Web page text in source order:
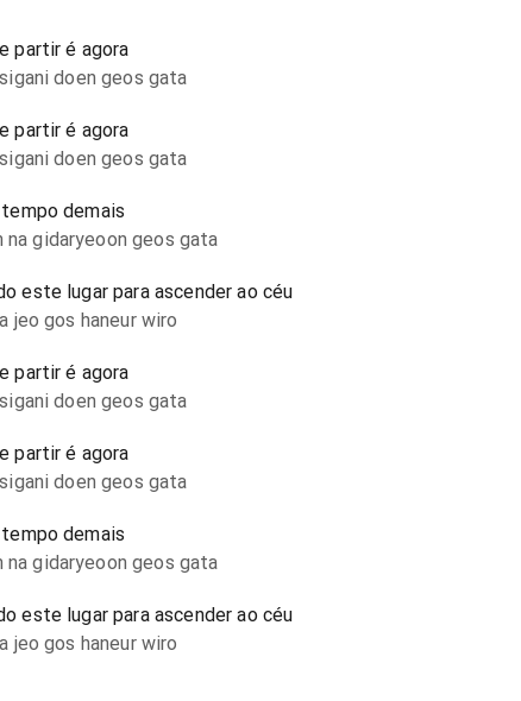
partir é agora
doen geos gata
partir é agora
doen geos gata
demais
na gidaryeoon geos gata
este lugar para ascender ao céu
jeo gos haneur wiro
partir é agora
doen geos gata
partir é agora
doen geos gata
demais
na gidaryeoon geos gata
este lugar para ascender ao céu
jeo gos haneur wiro